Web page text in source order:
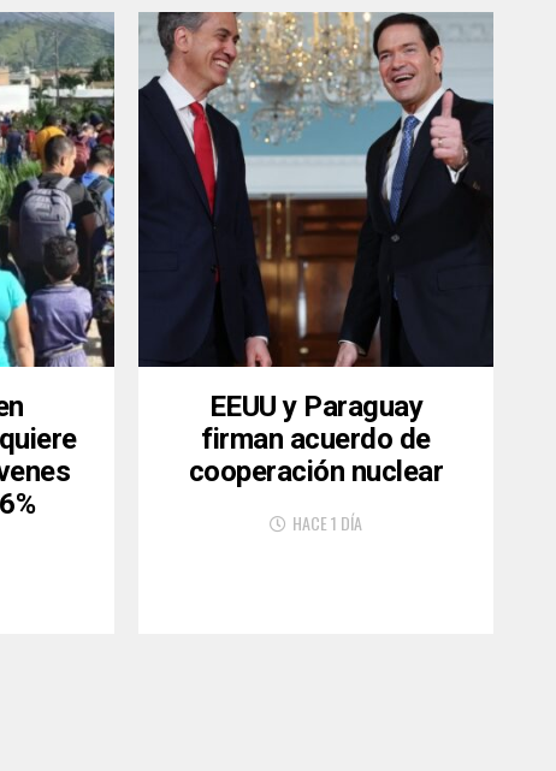
EEUU y Paraguay
firman acuerdo de
cooperación nuclear
HACE 1 DÍA